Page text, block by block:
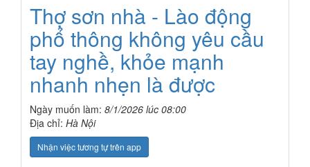
Thợ sơn nhà - Lào động
phổ thông không yêu cầu
tay nghề, khỏe mạnh
nhanh nhẹn là được
Ngày muốn làm: 8/1/2026 lúc 08:00
Địa chỉ: Hà Nội
Nhận việc tương tự trên app